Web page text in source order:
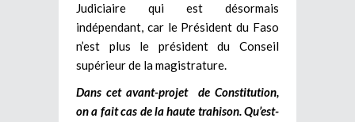
Judiciaire qui est désormais
indépendant, car le Président du Faso
n’est plus le président du Conseil
supérieur de la magistrature.
Danscet avant-projet de Constitution,
on a fait cas de la haute trahison. Qu’est-